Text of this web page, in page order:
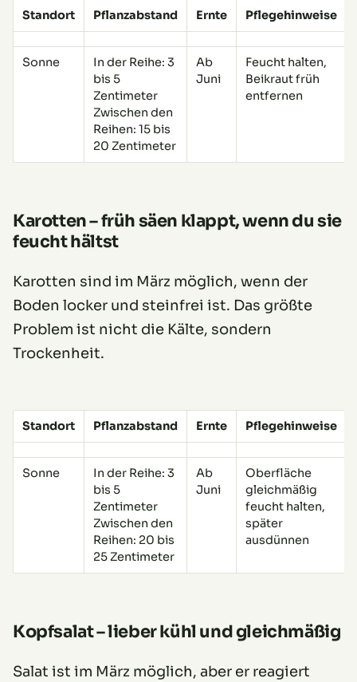
Standort Pflanzabstand Ernte Pflegehinweise
Sonne
In der Reihe: 3
bis 5
Zentimeter
Zwischen den
Reihen: 15 bis
20 Zentimeter
Ab
Juni
Feucht halten,
Beikraut früh
entfernen
Karotten – früh säen klappt, wenn du sie
feucht hältst
Karotten sind im März möglich, wenn der
Boden locker und steinfrei ist. Das größte
Problem ist nicht die Kälte, sondern
Trockenheit.
Standort Pflanzabstand Ernte Pflegehinweise
Sonne
In der Reihe: 3
bis 5
Zentimeter
Zwischen den
Reihen: 20 bis
25 Zentimeter
Ab
Juni
Oberfläche
gleichmäßig
feucht halten,
später
ausdünnen
Kopfsalat – lieber kühl und gleichmäßig
Salat ist im März möglich, aber er reagiert